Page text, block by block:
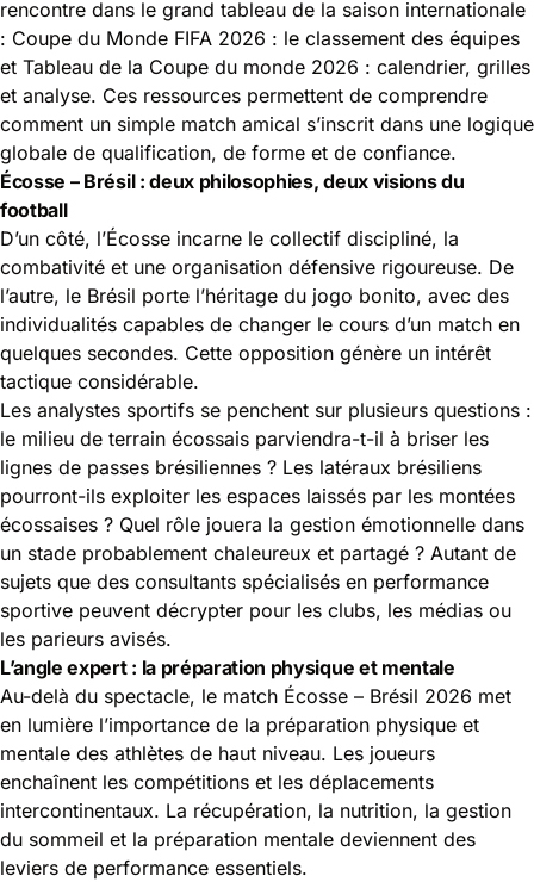
rencontre dans le grand tableau de la saison internationale
: Coupe du Monde FIFA 2026 : le classement des équipes
et Tableau de la Coupe du monde 2026 : calendrier, grilles
et analyse. Ces ressources permettent de comprendre
comment un simple match amical s’inscrit dans une logique
globale de qualification, de forme et de confiance.
Écosse – Brésil : deux philosophies, deux visions du
football
D’un côté, l’Écosse incarne le collectif discipliné, la
combativité et une organisation défensive rigoureuse. De
l’autre, le Brésil porte l’héritage du jogo bonito, avec des
individualités capables de changer le cours d’un match en
quelques secondes. Cette opposition génère un intérêt
tactique considérable.
Les analystes sportifs se penchent sur plusieurs questions :
le milieu de terrain écossais parviendra-t-il à briser les
lignes de passes brésiliennes ? Les latéraux brésiliens
pourront-ils exploiter les espaces laissés par les montées
écossaises ? Quel rôle jouera la gestion émotionnelle dans
un stade probablement chaleureux et partagé ? Autant de
sujets que des consultants spécialisés en performance
sportive peuvent décrypter pour les clubs, les médias ou
les parieurs avisés.
L’angle expert : la préparation physique et mentale
Au-delà du spectacle, le match Écosse – Brésil 2026 met
en lumière l’importance de la préparation physique et
mentale des athlètes de haut niveau. Les joueurs
enchaînent les compétitions et les déplacements
intercontinentaux. La récupération, la nutrition, la gestion
du sommeil et la préparation mentale deviennent des
leviers de performance essentiels.